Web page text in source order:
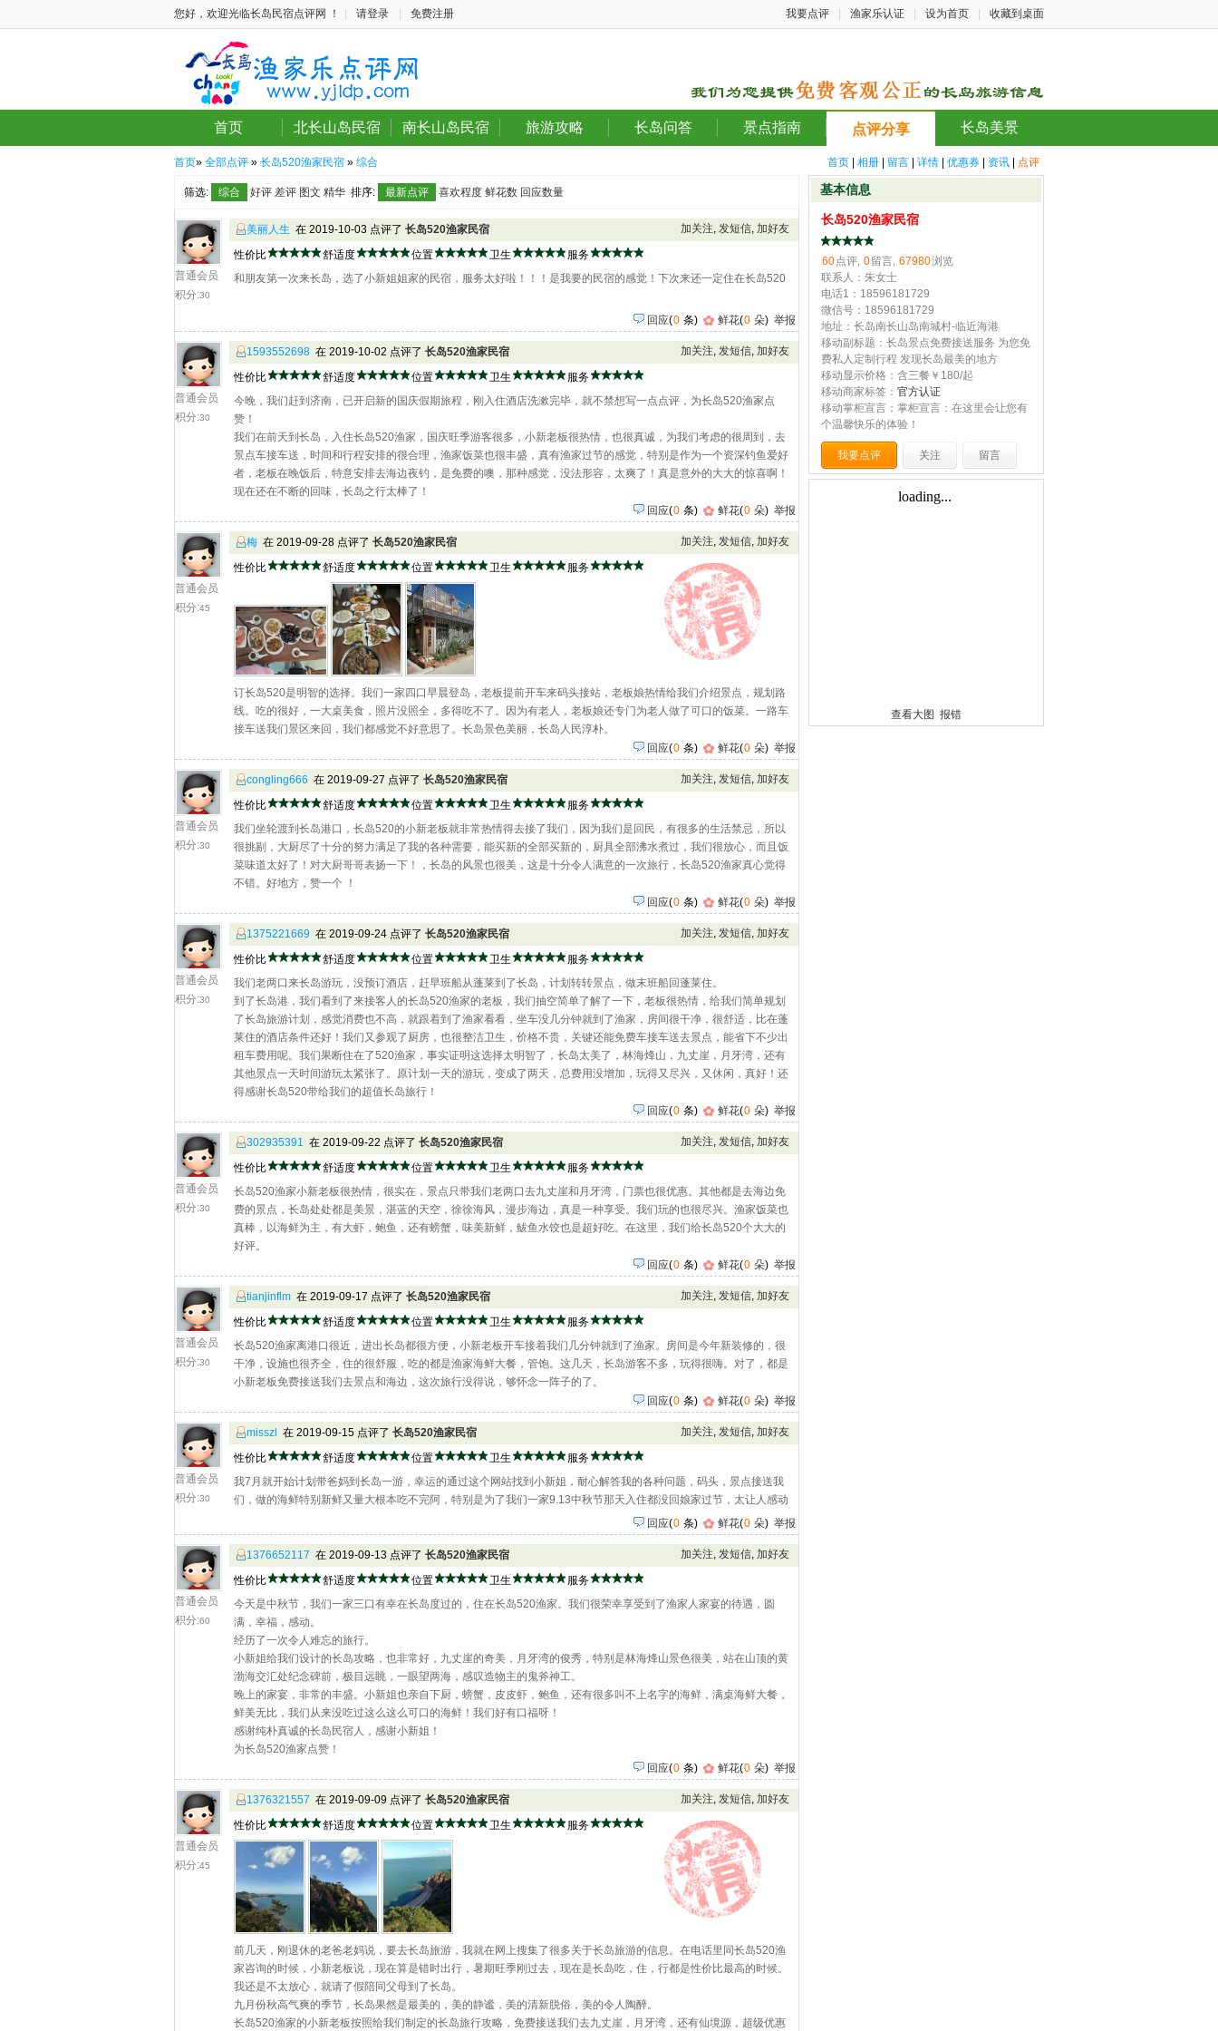
您好，欢迎光临长岛民宿点评网 ！ 请登录 免费注册 我要点评 渔家乐认证 设为首页 收藏到桌面
首页 北长山岛民宿 南长山岛民宿 旅游攻略 长岛问答 景点指南 点评分享 长岛美景
首页 相册 留言 详情 优惠券 资讯 点评
首页» 全部点评 » 长岛520渔家民宿 » 综合
筛选: 综合 好评 差评 图文 精华 排序: 最新点评 喜欢程度 鲜花数 回应数量
普通会员
积分:30
加关注, 发短信, 加好友
美丽人生 在 2019-10-03 点评了 长岛520渔家民宿
性价比
舒适度 位置 卫生
服务
和朋友第一次来长岛，选了小新姐姐家的民宿，服务太好啦！！！是我要的民宿的感觉！下次来还一定住在长岛520
回应(0 条) 鲜花(0 朵) 举报
普通会员
积分:30
加关注, 发短信, 加好友
1593552698 在 2019-10-02 点评了 长岛520渔家民宿
性价比
舒适度 位置 卫生
服务
今晚，我们赶到济南，已开启新的国庆假期旅程，刚入住酒店洗漱完毕，就不禁想写一点点评，为长岛520渔家点
赞！
我们在前天到长岛，入住长岛520渔家，国庆旺季游客很多，小新老板很热情，也很真诚，为我们考虑的很周到，去
景点车接车送，时间和行程安排的很合理，渔家饭菜也很丰盛，真有渔家过节的感觉，特别是作为一个资深钓鱼爱好
者，老板在晚饭后，特意安排去海边夜钓，是免费的噢，那种感觉，没法形容，太爽了！真是意外的大大的惊喜啊！
现在还在不断的回味，长岛之行太棒了！
回应(0 条) 鲜花(0 朵) 举报
普通会员
积分:45
加关注, 发短信, 加好友
梅 在 2019-09-28 点评了 长岛520渔家民宿
性价比
舒适度 位置 卫生 服务
订长岛520是明智的选择。我们一家四口早晨登岛，老板提前开车来码头接站，老板娘热情给我们介绍景点，规划路
线。吃的很好，一大桌美食，照片没照全，多得吃不了。因为有老人，老板娘还专门为老人做了可口的饭菜。一路车
接车送我们景区来回，我们都感觉不好意思了。长岛景色美丽，长岛人民淳朴。
回应(0 条) 鲜花(0 朵) 举报
普通会员
积分:30
加关注, 发短信, 加好友
congling666 在 2019-09-27 点评了 长岛520渔家民宿
性价比
舒适度 位置 卫生
服务
我们坐轮渡到长岛港口，长岛520的小新老板就非常热情得去接了我们，因为我们是回民，有很多的生活禁忌，所以
很挑剔，大厨尽了十分的努力满足了我的各种需要，能买新的全部买新的，厨具全部沸水煮过，我们很放心，而且饭
菜味道太好了！对大厨哥哥表扬一下！，长岛的风景也很美，这是十分令人满意的一次旅行，长岛520渔家真心觉得
不错。好地方，赞一个 ！
回应(0 条) 鲜花(0 朵) 举报
普通会员
积分:30
加关注, 发短信, 加好友
1375221669 在 2019-09-24 点评了 长岛520渔家民宿
性价比
舒适度 位置 卫生
服务
我们老两口来长岛游玩，没预订酒店，赶早班船从蓬莱到了长岛，计划转转景点，做末班船回蓬莱住。
到了长岛港，我们看到了来接客人的长岛520渔家的老板，我们抽空简单了解了一下，老板很热情，给我们简单规划
了长岛旅游计划，感觉消费也不高，就跟着到了渔家看看，坐车没几分钟就到了渔家，房间很干净，很舒适，比在蓬
莱住的酒店条件还好！我们又参观了厨房，也很整洁卫生，价格不贵，关键还能免费车接车送去景点，能省下不少出
租车费用呢。我们果断住在了520渔家，事实证明这选择太明智了，长岛太美了，林海烽山，九丈崖，月牙湾，还有
其他景点一天时间游玩太紧张了。原计划一天的游玩，变成了两天，总费用没增加，玩得又尽兴，又休闲，真好！还
得感谢长岛520带给我们的超值长岛旅行！
回应(0 条) 鲜花(0 朵) 举报
普通会员
积分:30
加关注, 发短信, 加好友
302935391 在 2019-09-22 点评了 长岛520渔家民宿
性价比
舒适度 位置 卫生
服务
长岛520渔家小新老板很热情，很实在，景点只带我们老两口去九丈崖和月牙湾，门票也很优惠。其他都是去海边免
费的景点，长岛处处都是美景，湛蓝的天空，徐徐海风，漫步海边，真是一种享受。我们玩的也很尽兴。渔家饭菜也
真棒，以海鲜为主，有大虾，鲍鱼，还有螃蟹，味美新鲜，鲅鱼水饺也是超好吃。在这里，我们给长岛520个大大的
好评。
回应(0 条) 鲜花(0 朵) 举报
普通会员
积分:30
加关注, 发短信, 加好友
tianjinflm 在 2019-09-17 点评了 长岛520渔家民宿
性价比
舒适度 位置 卫生
服务
长岛520渔家离港口很近，进出长岛都很方便，小新老板开车接着我们几分钟就到了渔家。房间是今年新装修的，很
干净，设施也很齐全，住的很舒服，吃的都是渔家海鲜大餐，管饱。这几天，长岛游客不多，玩得很嗨。对了，都是
小新老板免费接送我们去景点和海边，这次旅行没得说，够怀念一阵子的了。
回应(0 条) 鲜花(0 朵) 举报
普通会员
积分:30
加关注, 发短信, 加好友
misszl 在 2019-09-15 点评了 长岛520渔家民宿
性价比
舒适度 位置 卫生
服务
我7月就开始计划带爸妈到长岛一游，幸运的通过这个网站找到小新姐，耐心解答我的各种问题，码头，景点接送我
们，做的海鲜特别新鲜又量大根本吃不完阿，特别是为了我们一家9.13中秋节那天入住都没回娘家过节，太让人感动
回应(0 条) 鲜花(0 朵) 举报
普通会员
积分:60
加关注, 发短信, 加好友
1376652117 在 2019-09-13 点评了 长岛520渔家民宿
性价比
舒适度 位置 卫生
服务
今天是中秋节，我们一家三口有幸在长岛度过的，住在长岛520渔家。我们很荣幸享受到了渔家人家宴的待遇，圆
满，幸福，感动。
经历了一次令人难忘的旅行。
小新姐给我们设计的长岛攻略，也非常好，九丈崖的奇美，月牙湾的俊秀，特别是林海烽山景色很美，站在山顶的黄
渤海交汇处纪念碑前，极目远眺，一眼望两海，感叹造物主的鬼斧神工。
晚上的家宴，非常的丰盛。小新姐也亲自下厨，螃蟹，皮皮虾，鲍鱼，还有很多叫不上名字的海鲜，满桌海鲜大餐，
鲜美无比，我们从来没吃过这么这么可口的海鲜！我们好有口福呀！
感谢纯朴真诚的长岛民宿人，感谢小新姐！
为长岛520渔家点赞！
回应(0 条) 鲜花(0 朵) 举报
普通会员
积分:45
加关注, 发短信, 加好友
1376321557 在 2019-09-09 点评了 长岛520渔家民宿
性价比
舒适度 位置 卫生 服务
前几天，刚退休的老爸老妈说，要去长岛旅游，我就在网上搜集了很多关于长岛旅游的信息。在电话里同长岛520渔
家咨询的时候，小新老板说，现在算是错时出行，暑期旺季刚过去，现在是长岛吃，住，行都是性价比最高的时候。
我还是不太放心，就请了假陪同父母到了长岛。
九月份秋高气爽的季节，长岛果然是最美的，美的静谧，美的清新脱俗，美的令人陶醉。
长岛520渔家的小新老板按照给我们制定的长岛旅行攻略，免费接送我们去九丈崖，月牙湾，还有仙境源，超级优惠
基本信息
长岛520渔家民宿
60点评, 0留言, 67980浏览
联系人：朱女士
电话1：18596181729
微信号：18596181729
地址：长岛南长山岛南城村-临近海港
移动副标题：长岛景点免费接送服务 为您免
费私人定制行程 发现长岛最美的地方
移动显示价格：含三餐￥180/起
移动商家标签： 官方认证
移动掌柜宣言：掌柜宣言：在这里会让您有
个温馨快乐的体验！
我要点评 关注 留言
查看大图 报错